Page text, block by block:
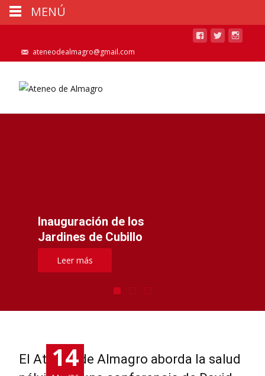
ateneodealmagro@gmail.com
Inauguración de los
Jardines de Cubillo
Leer más
14
El Ateneo de Almagro aborda la salud
MENÚ